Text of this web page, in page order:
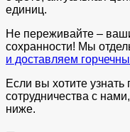
единиц.
Не переживайте –
сохранности! Мы
и доставляем
Если вы хотите
сотрудничества с
ниже.